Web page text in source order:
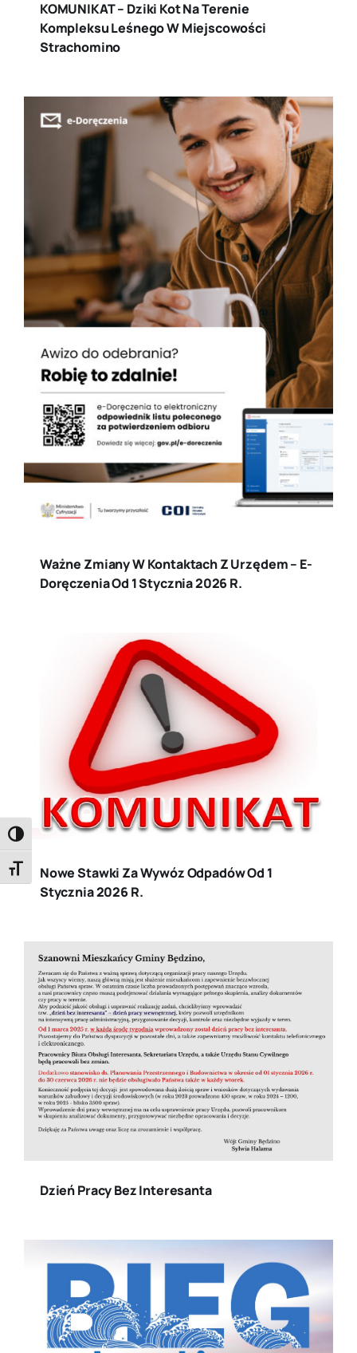
Toggle High Contrast
Toggle Font size
KOMUNIKAT – Dziki Kot Na Terenie
Kompleksu Leśnego W Miejscowości
Strachomino
Ważne Zmiany W Kontaktach Z Urzędem – E-
Doręczenia Od 1 Stycznia 2026 R.
Nowe Stawki Za Wywóz Odpadów Od 1
Stycznia 2026 R.
Dzień Pracy Bez Interesanta